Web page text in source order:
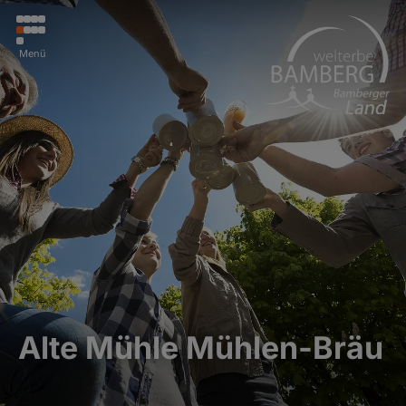
Menü
Alte Mühle Mühlen-Bräu